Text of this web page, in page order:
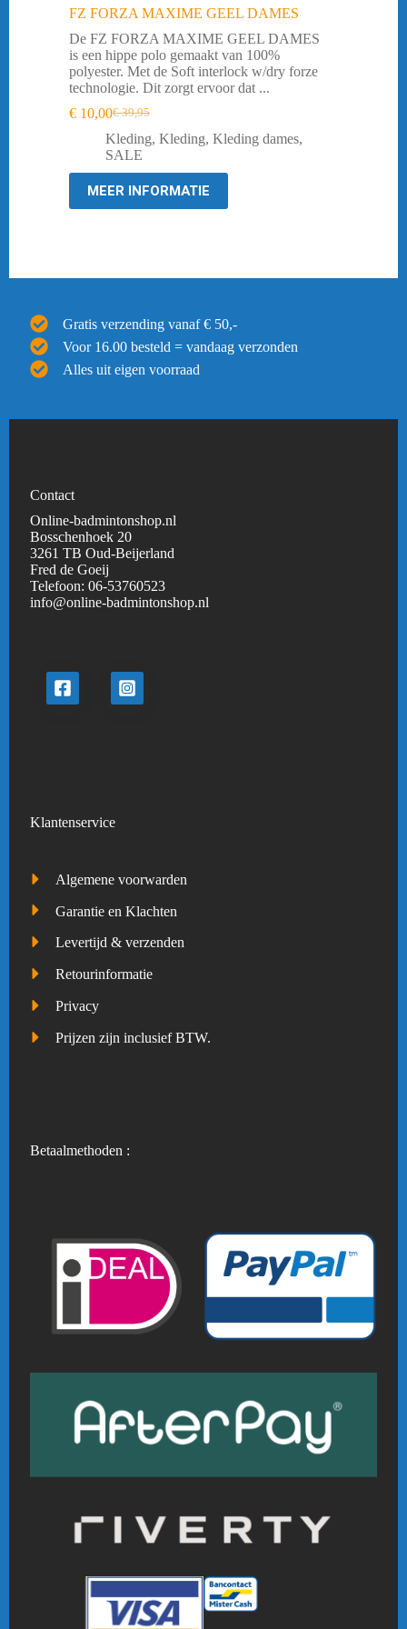
FZ FORZA MAXIME GEEL DAMES
De FZ FORZA MAXIME GEEL DAMES
is een hippe polo gemaakt van 100%
polyester. Met de Soft interlock w/dry forze
technologie. Dit zorgt ervoor dat ...
€39,95
Oorspronkelijke
prijs
was:
€ 10,00Huidige
prijs
is:
Kleding, Kleding, Kleding dames,
SALE
MEER INFORMATIE
Gratis verzending vanaf € 50,-
Voor 16.00 besteld = vandaag verzonden
Alles uit eigen voorraad
Contact
Online-badmintonshop.nl
Bosschenhoek 20
3261 TB Oud-Beijerland
Fred de Goeij
Telefoon:06-53760523
info@online-badmintonshop.nl
Klantenservice
Algemene voorwarden
Garantie en Klachten
Levertijd & verzenden
Retourinformatie
Privacy
Prijzen zijn inclusief BTW.
Betaalmethoden :